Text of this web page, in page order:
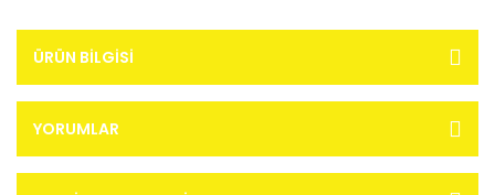
ÜRÜN BILGISI
YORUMLAR